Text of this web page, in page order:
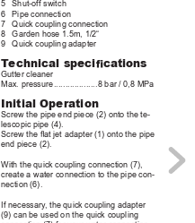
5
Shut-offswitch
6
Pipeconnection
7
Quickcouplingconnection
8
Gardenhose1.5m,1/2“
9 Quickcouplingadapter
Technical specications
Guttercleaner
Max.pressure...................8bar/0,8MPa
Initial Operation
Screwthepipeendpiece(2)ontothete-
lescopicpipe(4).
Screwtheatjetadapter(1)ontothepipe
endpiece(2).
Withthequickcouplingconnection(7),
createawaterconnectiontothepipecon-
nection(6).
Ifnecessary,thequickcouplingadapter
(9)canbeusedonthequickcoupling